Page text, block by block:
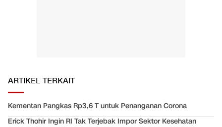
ARTIKEL TERKAIT
Kementan Pangkas Rp3,6 T untuk Penanganan Corona
Erick Thohir Ingin RI Tak Terjebak Impor Sektor Kesehatan